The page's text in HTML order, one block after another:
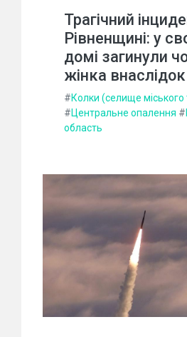
Трагічний
Рівненщині: у
домі загинули
жінка
#Колки (селище міського
#Центральне опалення #
область